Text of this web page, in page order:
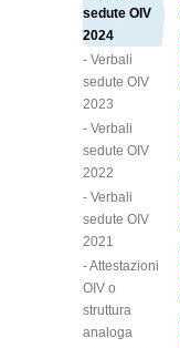
sedute OIV
2024
- Verbali
sedute OIV
2023
- Verbali
sedute OIV
2022
- Verbali
sedute OIV
2021
- Attestazioni
OIV o
struttura
analoga